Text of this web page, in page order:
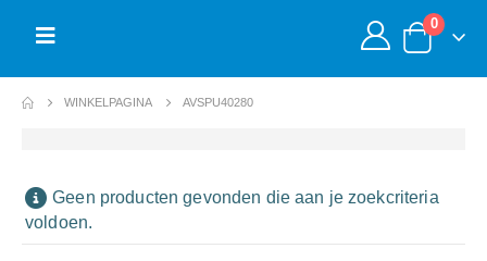
0
WINKELPAGINA AVSPU40280
Geen producten gevonden die aan je zoekcriteria
voldoen.